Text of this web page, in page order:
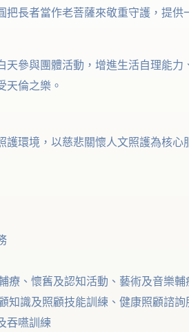
長者當作老菩薩來敬重守護，提供
天參與團體活動，增進生活自理能力
天倫之樂。
環境，以慈悲關懷人文照護為核心
療、懷舊及認知活動、藝術及音樂
知識及照顧技能訓練、健康照顧諮詢
吞嚥訓練